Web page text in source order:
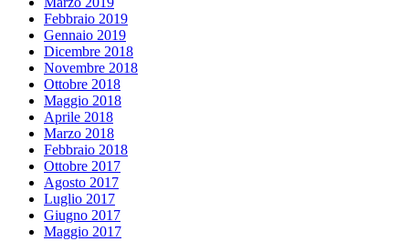
Febbraio 2019
Gennaio 2019
Dicembre 2018
Novembre 2018
Ottobre 2018
Maggio 2018
Aprile 2018
Marzo 2018
Febbraio 2018
Ottobre 2017
Agosto 2017
Luglio 2017
Giugno 2017
Maggio 2017